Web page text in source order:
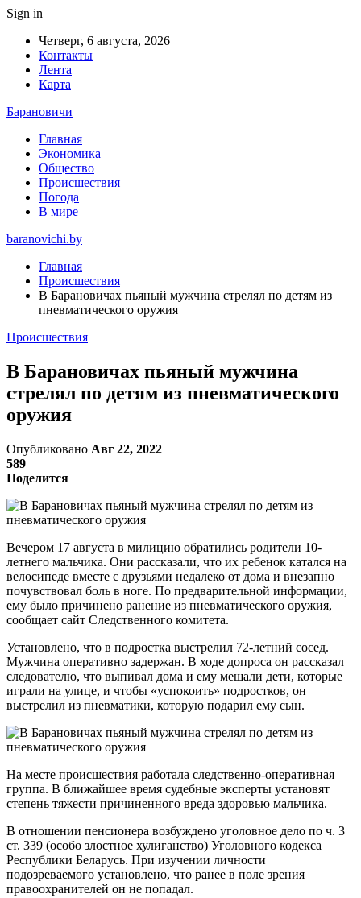
Sign in
Четверг, 6 августа, 2026
Контакты
Лента
Карта
Барановичи
Главная
Экономика
Общество
Происшествия
Погода
В мире
baranovichi.by
Главная
Происшествия
В Барановичах пьяный мужчина стрелял по детям из
пневматического оружия
Происшествия
В Барановичах пьяный мужчина
стрелял по детям из пневматического
оружия
Опубликовано Авг 22, 2022
589
Поделится
Вечером 17 августа в милицию обратились родители 10-
летнего мальчика. Они рассказали, что их ребенок катался на
велосипеде вместе с друзьями недалеко от дома и внезапно
почувствовал боль в ноге. По предварительной информации,
ему было причинено ранение из пневматического оружия,
сообщает сайт Следственного комитета.
Установлено, что в подростка выстрелил 72-летний сосед.
Мужчина оперативно задержан. В ходе допроса он рассказал
следователю, что выпивал дома и ему мешали дети, которые
играли на улице, и чтобы «успокоить» подростков, он
выстрелил из пневматики, которую подарил ему сын.
На месте происшествия работала следственно-оперативная
группа. В ближайшее время судебные эксперты установят
степень тяжести причиненного вреда здоровью мальчика.
В отношении пенсионера возбуждено уголовное дело по ч. 3
ст. 339 (особо злостное хулиганство) Уголовного кодекса
Республики Беларусь. При изучении личности
подозреваемого установлено, что ранее в поле зрения
правоохранителей он не попадал.